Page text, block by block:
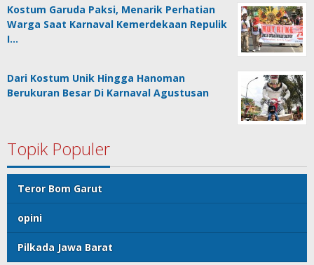
Kostum Garuda Paksi, Menarik Perhatian
Warga Saat Karnaval Kemerdekaan Repulik
I…
Dari Kostum Unik Hingga Hanoman
Berukuran Besar Di Karnaval Agustusan
Topik Populer
Teror Bom Garut
opini
Pilkada Jawa Barat